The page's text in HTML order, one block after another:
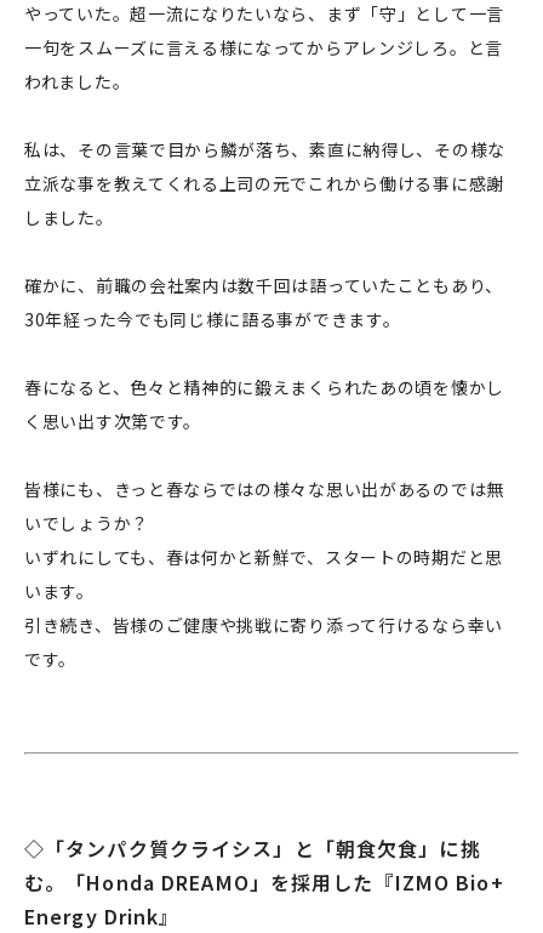
やっていた。超一流になりたいなら、まず「守」として一言
一句をスムーズに言える様になってからアレンジしろ。と言
われました。
私は、その言葉で目から鱗が落ち、素直に納得し、その様な
立派な事を教えてくれる上司の元でこれから働ける事に感謝
しました。
確かに、前職の会社案内は数千回は語っていたこともあり、
30年経った今でも同じ様に語る事ができます。
春になると、色々と精神的に鍛えまくられたあの頃を懐かし
く思い出す次第です。
皆様にも、きっと春ならではの様々な思い出があるのでは無
いでしょうか？
いずれにしても、春は何かと新鮮で、スタートの時期だと思
います。
引き続き、皆様のご健康や挑戦に寄り添って行けるなら幸い
です。
◇「タンパク質クライシス」と「朝食欠食」に挑
む。「Honda DREAMO」を採用した『IZMO Bio+
Energy Drink』